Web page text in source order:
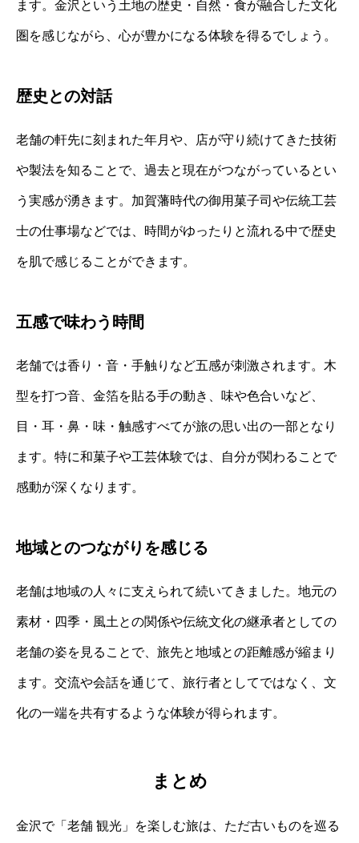
ます。金沢という土地の歴史・自然・食が融合した文化
圏を感じながら、心が豊かになる体験を得るでしょう。
歴史との対話
老舗の軒先に刻まれた年月や、店が守り続けてきた技術
や製法を知ることで、過去と現在がつながっているとい
う実感が湧きます。加賀藩時代の御用菓子司や伝統工芸
士の仕事場などでは、時間がゆったりと流れる中で歴史
を肌で感じることができます。
五感で味わう時間
老舗では香り・音・手触りなど五感が刺激されます。木
型を打つ音、金箔を貼る手の動き、味や色合いなど、
目・耳・鼻・味・触感すべてが旅の思い出の一部となり
ます。特に和菓子や工芸体験では、自分が関わることで
感動が深くなります。
地域とのつながりを感じる
老舗は地域の人々に支えられて続いてきました。地元の
素材・四季・風土との関係や伝統文化の継承者としての
老舗の姿を見ることで、旅先と地域との距離感が縮まり
ます。交流や会話を通じて、旅行者としてではなく、文
化の一端を共有するような体験が得られます。
まとめ
金沢で「老舗 観光」を楽しむ旅は、ただ古いものを巡る